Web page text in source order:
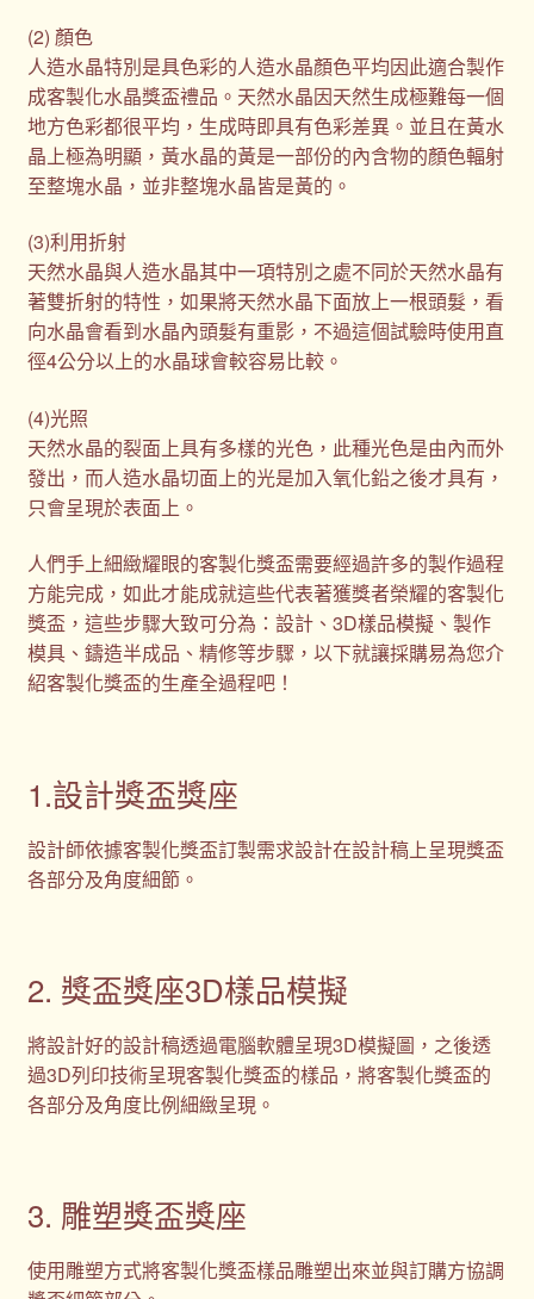
(2) 顏色
人造水晶特別是具色彩的人造水晶顏色平均因此適合製作
成客製化水晶獎盃禮品。天然水晶因天然生成極難每一個
地方色彩都很平均，生成時即具有色彩差異。並且在黃水
晶上極為明顯，黃水晶的黃是一部份的內含物的顏色輻射
至整塊水晶，並非整塊水晶皆是黃的。
(3)利用折射
天然水晶與人造水晶其中一項特別之處不同於天然水晶有
著雙折射的特性，如果將天然水晶下面放上一根頭髮，看
向水晶會看到水晶內頭髮有重影，不過這個試驗時使用直
徑4公分以上的水晶球會較容易比較。
(4)光照
天然水晶的裂面上具有多樣的光色，此種光色是由內而外
發出，而人造水晶切面上的光是加入氧化鉛之後才具有，
只會呈現於表面上。
人們手上細緻耀眼的客製化獎盃需要經過許多的製作過程
方能完成，如此才能成就這些代表著獲獎者榮耀的客製化
獎盃，這些步驟大致可分為：設計、3D樣品模擬、製作
模具、鑄造半成品、精修等步驟，以下就讓採購易為您介
紹客製化獎盃的生產全過程吧！
1.設計獎盃獎座
設計師依據客製化獎盃訂製需求設計在設計稿上呈現獎盃
各部分及角度細節。
2. 獎盃獎座3D樣品模擬
將設計好的設計稿透過電腦軟體呈現3D模擬圖，之後透
過3D列印技術呈現客製化獎盃的樣品，將客製化獎盃的
各部分及角度比例細緻呈現。
3. 雕塑獎盃獎座
使用雕塑方式將客製化獎盃樣品雕塑出來並與訂購方協調